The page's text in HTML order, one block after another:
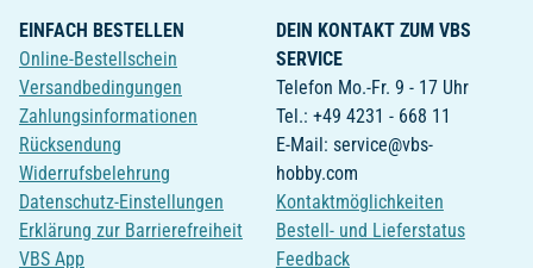
EINFACH BESTELLEN
Online-Bestellschein
Versandbedingungen
Zahlungsinformationen
Rücksendung
Widerrufsbelehrung
Datenschutz-Einstellungen
Erklärung zur Barrierefreiheit
VBS App
DEIN KONTAKT ZUM VBS
SERVICE
Telefon Mo.-Fr. 9 - 17 Uhr
Tel.: +49 4231 - 668 11
E-Mail: service@vbs-
hobby.com
Kontaktmöglichkeiten
Bestell- und Lieferstatus
Feedback